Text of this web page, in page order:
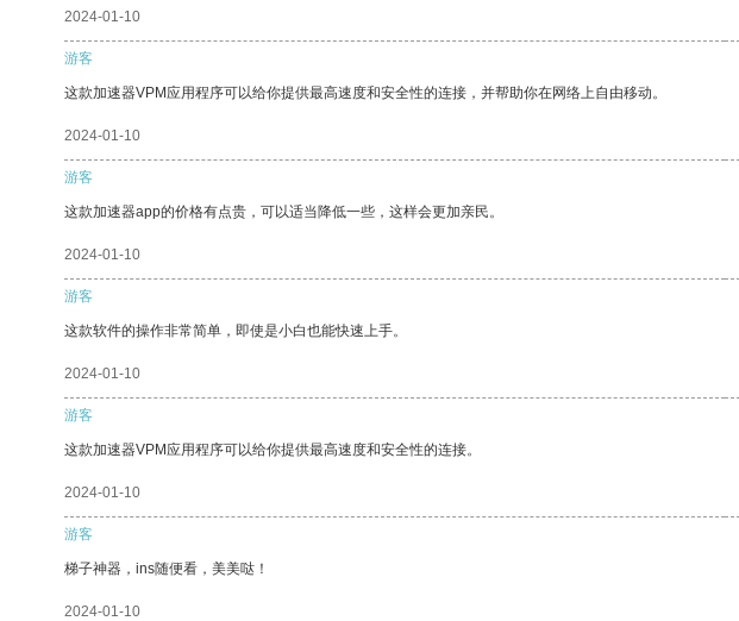
2024-01-10
游客
这款加速器VPM应用程序可以给你提供最高速度和安全性的连接，并帮助你在网络上自由移动。
2024-01-10
游客
这款加速器app的价格有点贵，可以适当降低一些，这样会更加亲民。
2024-01-10
游客
这款软件的操作非常简单，即使是小白也能快速上手。
2024-01-10
游客
这款加速器VPM应用程序可以给你提供最高速度和安全性的连接。
2024-01-10
游客
梯子神器，ins随便看，美美哒！
2024-01-10